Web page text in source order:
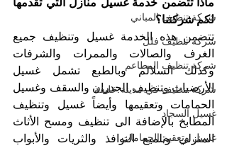
شركة تنظيف المباني
شركة تنظيف فلل
شركة تنظيف المطاعم
شركة تنظيف في مدينة خليفة
غسيل السجاد
غسيل وتعقيم الحمامات
لكم شركتنا؟